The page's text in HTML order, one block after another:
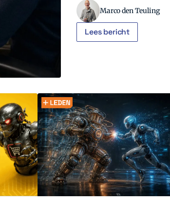
Marco den Teuling
Lees bericht